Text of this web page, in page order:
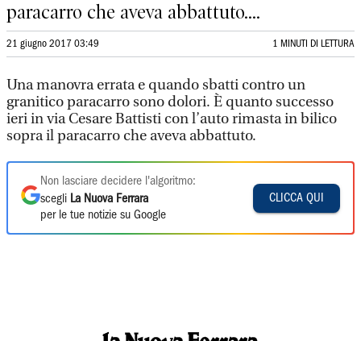
paracarro che aveva abbattuto....
21 giugno 2017 03:49 1 MINUTI DI LETTURA
Una manovra errata e quando sbatti contro un
granitico paracarro sono dolori. È quanto successo
ieri in via Cesare Battisti con l’auto rimasta in bilico
sopra il paracarro che aveva abbattuto.
Non lasciare decidere l'algoritmo:
scegli La Nuova Ferrara
per le tue notizie su Google
CLICCA QUI